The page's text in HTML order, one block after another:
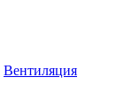
Вентиляция